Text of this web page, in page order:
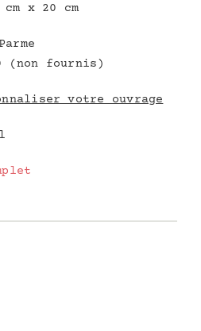
x 20 cm
(non fournis)
votre ouvrage